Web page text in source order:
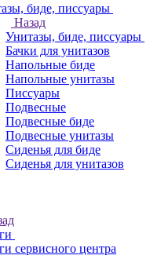
биде, писсуары
Назад
Унитазы, биде, писсуары
Бачки для унитазов
Напольные биде
Напольные унитазы
Писсуары
Подвесные
Подвесные биде
Подвесные унитазы
Сиденья для биде
Сиденья для унитазов
сервисного центра